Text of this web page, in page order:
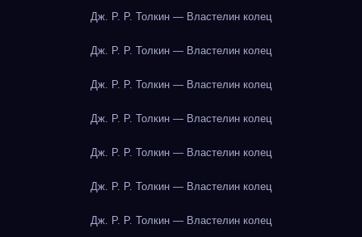
Дж. Р. Р. Толкин — Властелин колец
Дж. Р. Р. Толкин — Властелин колец
Дж. Р. Р. Толкин — Властелин колец
Дж. Р. Р. Толкин — Властелин колец
Дж. Р. Р. Толкин — Властелин колец
Дж. Р. Р. Толкин — Властелин колец
Дж. Р. Р. Толкин — Властелин колец